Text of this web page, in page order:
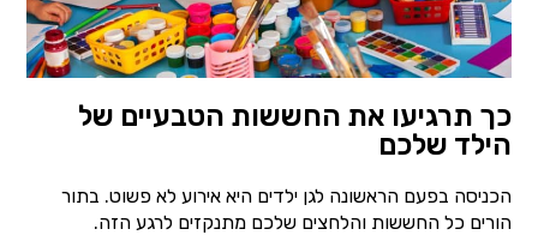
כך תרגיעו את החששות הטבעיים של
הילד שלכם
הכניסה בפעם הראשונה לגן ילדים היא אירוע לא פשוט. בתור
הורים כל החששות והלחצים שלכם מתנקזים לרגע הזה.